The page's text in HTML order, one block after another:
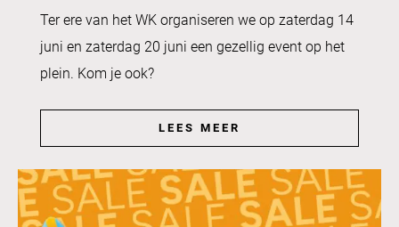
Ter ere van het WK organiseren we op zaterdag 14
juni en zaterdag 20 juni een gezellig event op het
plein. Kom je ook?
LEES MEER